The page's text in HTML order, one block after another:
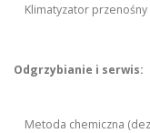
Klimatyzator przenośny
Odgrzybianie i serwis:
Metoda chemiczna